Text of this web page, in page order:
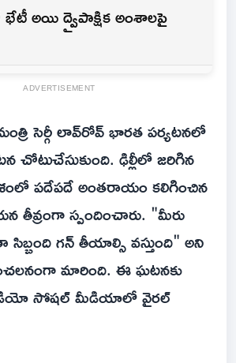
అయి ద్వైపాక్షిక అంశాలపై
ADVERTISEMENT
సెర్గీ లావ్‌రోవ్ భారత పర్యటనలో
చోటుచేసుకుంది. ఢిల్లీలో జరిగిన
పదేపదే అంతరాయం కలిగించిన
తీవ్రంగా స్పందించారు. "మీరు
సిబ్బంది గన్ తీయాల్సి వస్తుంది" అని
మారింది. ఈ ఘటనకు
సోషల్ మీడియాలో వైరల్